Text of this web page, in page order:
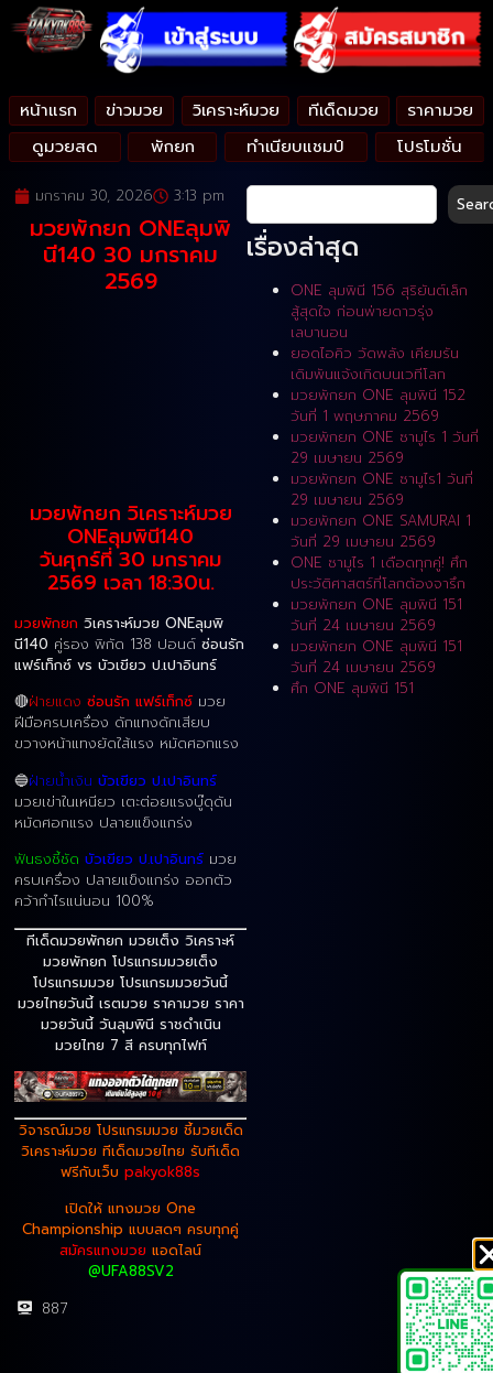
หน้าแรก ข่าวมวย วิเคราะห์มวย ทีเด็ดมวย
ราคามวย
ดูมวยสด
พักยก ทำเนียบแชมป์ โปรโมชั่น
มกราคม 30, 2026 3:13 pm
มวยพักยก ONEลุมพิ
นี140 30 มกราคม
2569
มวยพักยก วิเคราะห์มวย
ONEลุมพินี140
วันศุกร์ที่ 30 มกราคม
2569 เวลา 18:30น.
มวยพักยก วิเคราะห์มวย ONEลุมพิ
นี140 คู่รอง พิกัด 138 ปอนด์ ซ่อนรัก
แฟร์เท็กซ์ vs บัวเขียว ป.เปาอินทร์
🔴ฝ่ายแดง ซ่อนรัก แฟร์เท็กซ์ มวย
ฝีมือครบเครื่อง ดักแทงดักเสียบ
ขวางหน้าแทงยัดใส้แรง หมัดศอกแรง
🔵ฝ่ายน้ำเงิน บัวเขียว ป.เปาอินทร์
มวยเข่าในเหนียว เตะต่อยแรงบู๊ดุดัน
หมัดศอกแรง ปลายแข็งแกร่ง
ฟันธงชี้ชัด บัวเขียว ป.เปาอินทร์ มวย
ครบเครื่อง ปลายแข็งแกร่ง ออกตัว
คว้ากำไรแน่นอน 100%
ทีเด็ดมวยพักยก มวยเต็ง วิเคราะห์
มวยพักยก โปรแกรมมวยเต็ง
โปรแกรมมวย โปรแกรมมวยวันนี้
มวยไทยวันนี้ เรตมวย ราคามวย ราคา
มวยวันนี้ วันลุมพินี ราชดำเนิน
มวยไทย 7 สี ครบทุกไฟท์
วิจารณ์มวย โปรแกรมมวย ชี้มวยเด็ด
วิเคราะห์มวย ทีเด็ดมวยไทย รับทีเด็ด
ฟรีกับเว็บ pakyok88s
เปิดให้ แทงมวย One
Championship แบบสดๆ ครบทุกคู่
สมัครแทงมวย แอดไลน์
@UFA88SV2
887
เรื่องล่าสุด
ONE ลุมพินี 156 สุริยันต์เล็ก
สู้สุดใจ ก่อนพ่ายดาวรุ่ง
เลบานอน
ยอดไอคิว วัดพลัง เคียมรัน
เดิมพันแจ้งเกิดบนเวทีโลก
มวยพักยก ONE ลุมพินี 152
วันที่ 1 พฤษภาคม 2569
มวยพักยก ONE ซามูไร 1 วันที่
29 เมษายน 2569
มวยพักยก ONE ซามูไร1 วันที่
29 เมษายน 2569
มวยพักยก ONE SAMURAI 1
วันที่ 29 เมษายน 2569
ONE ซามูไร 1 เดือดทุกคู่! ศึก
ประวัติศาสตร์ที่โลกต้องจารึก
มวยพักยก ONE ลุมพินี 151
วันที่ 24 เมษายน 2569
มวยพักยก ONE ลุมพินี 151
วันที่ 24 เมษายน 2569
ศึก ONE ลุมพินี 151